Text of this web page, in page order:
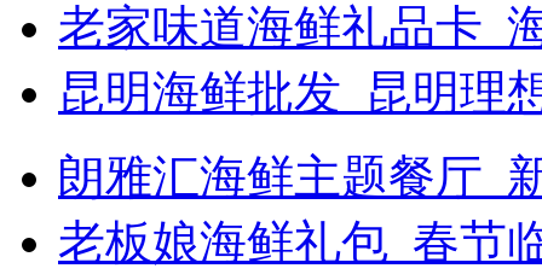
老家味道海鲜礼品卡_
昆明海鲜批发_昆明理
朗雅汇海鲜主题餐厅_
老板娘海鲜礼包_春节